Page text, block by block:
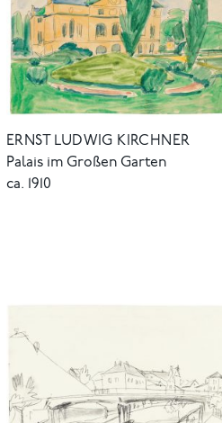
ERNST LUDWIG KIRCHNER
Palais im Großen Garten
ca. 1910